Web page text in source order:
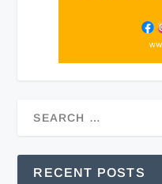
RECENT POSTS